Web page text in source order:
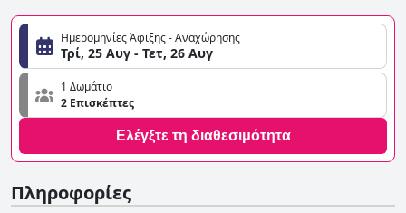
Ημερομηνίες Άφιξης - Αναχώρησης
Τρί, 25 Αυγ - Τετ, 26 Αυγ
1 Δωμάτιο
2 Επισκέπτες
Ελέγξτε τη διαθεσιμότητα
Πληροφορίες